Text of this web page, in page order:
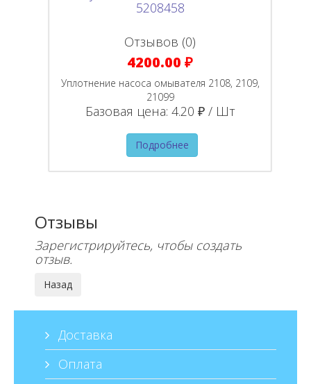
Отзывов (0)
4200.00 ₽
Уплотнение насоса омывателя 2108, 2109,
21099
Базовая цена: 4.20 ₽ / Шт
Подробнее
Отзывы
Зарегистрируйтесь, чтобы создать
отзыв.
Доставка
Оплата